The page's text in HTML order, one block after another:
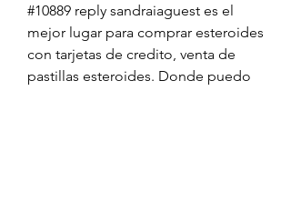
#10889 reply sandraiaguest es el
mejor lugar para comprar esteroides
con tarjetas de credito, venta de
pastillas esteroides. Donde puedo